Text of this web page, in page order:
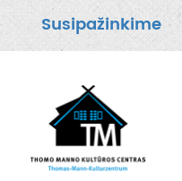
Susipažinkime